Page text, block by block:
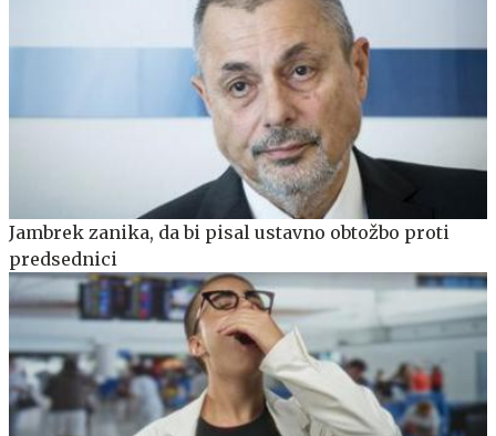
Jambrek zanika, da bi pisal ustavno obtožbo proti
predsednici